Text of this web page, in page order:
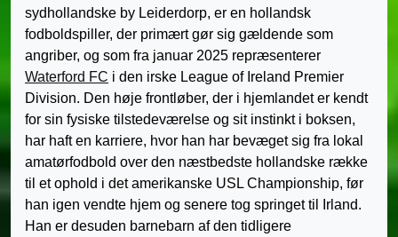
sydhollandske by Leiderdorp, er en hollandsk
fodboldspiller, der primært gør sig gældende som
angriber, og som fra januar 2025 repræsenterer
Waterford FC i den irske League of Ireland Premier
Division. Den høje frontløber, der i hjemlandet er kendt
for sin fysiske tilstedeværelse og sit instinkt i boksen,
har haft en karriere, hvor han har bevæget sig fra lokal
amatørfodbold over den næstbedste hollandske række
til et ophold i det amerikanske USL Championship, før
han igen vendte hjem og senere tog springet til Irland.
Han er desuden barnebarn af den tidligere